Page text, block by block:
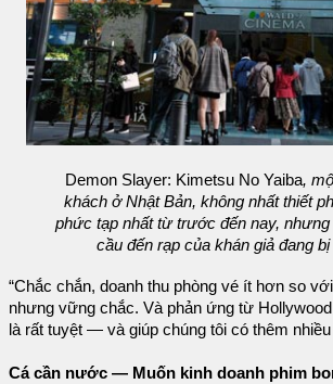
Demon Slayer: Kimetsu No Yaiba,
khách ở Nhật Bản, không nhất thiết
phức tạp nhất từ trước đến nay, nhưng
cầu đến rạp của khán giả đang bị
“Chắc chắn, doanh thu phòng vé ít hơn so
nhưng vững chắc. Và phản ứng từ
là rất tuyệt — và giúp chúng tôi có thêm
Cá cần nước — Muốn kinh doanh phim